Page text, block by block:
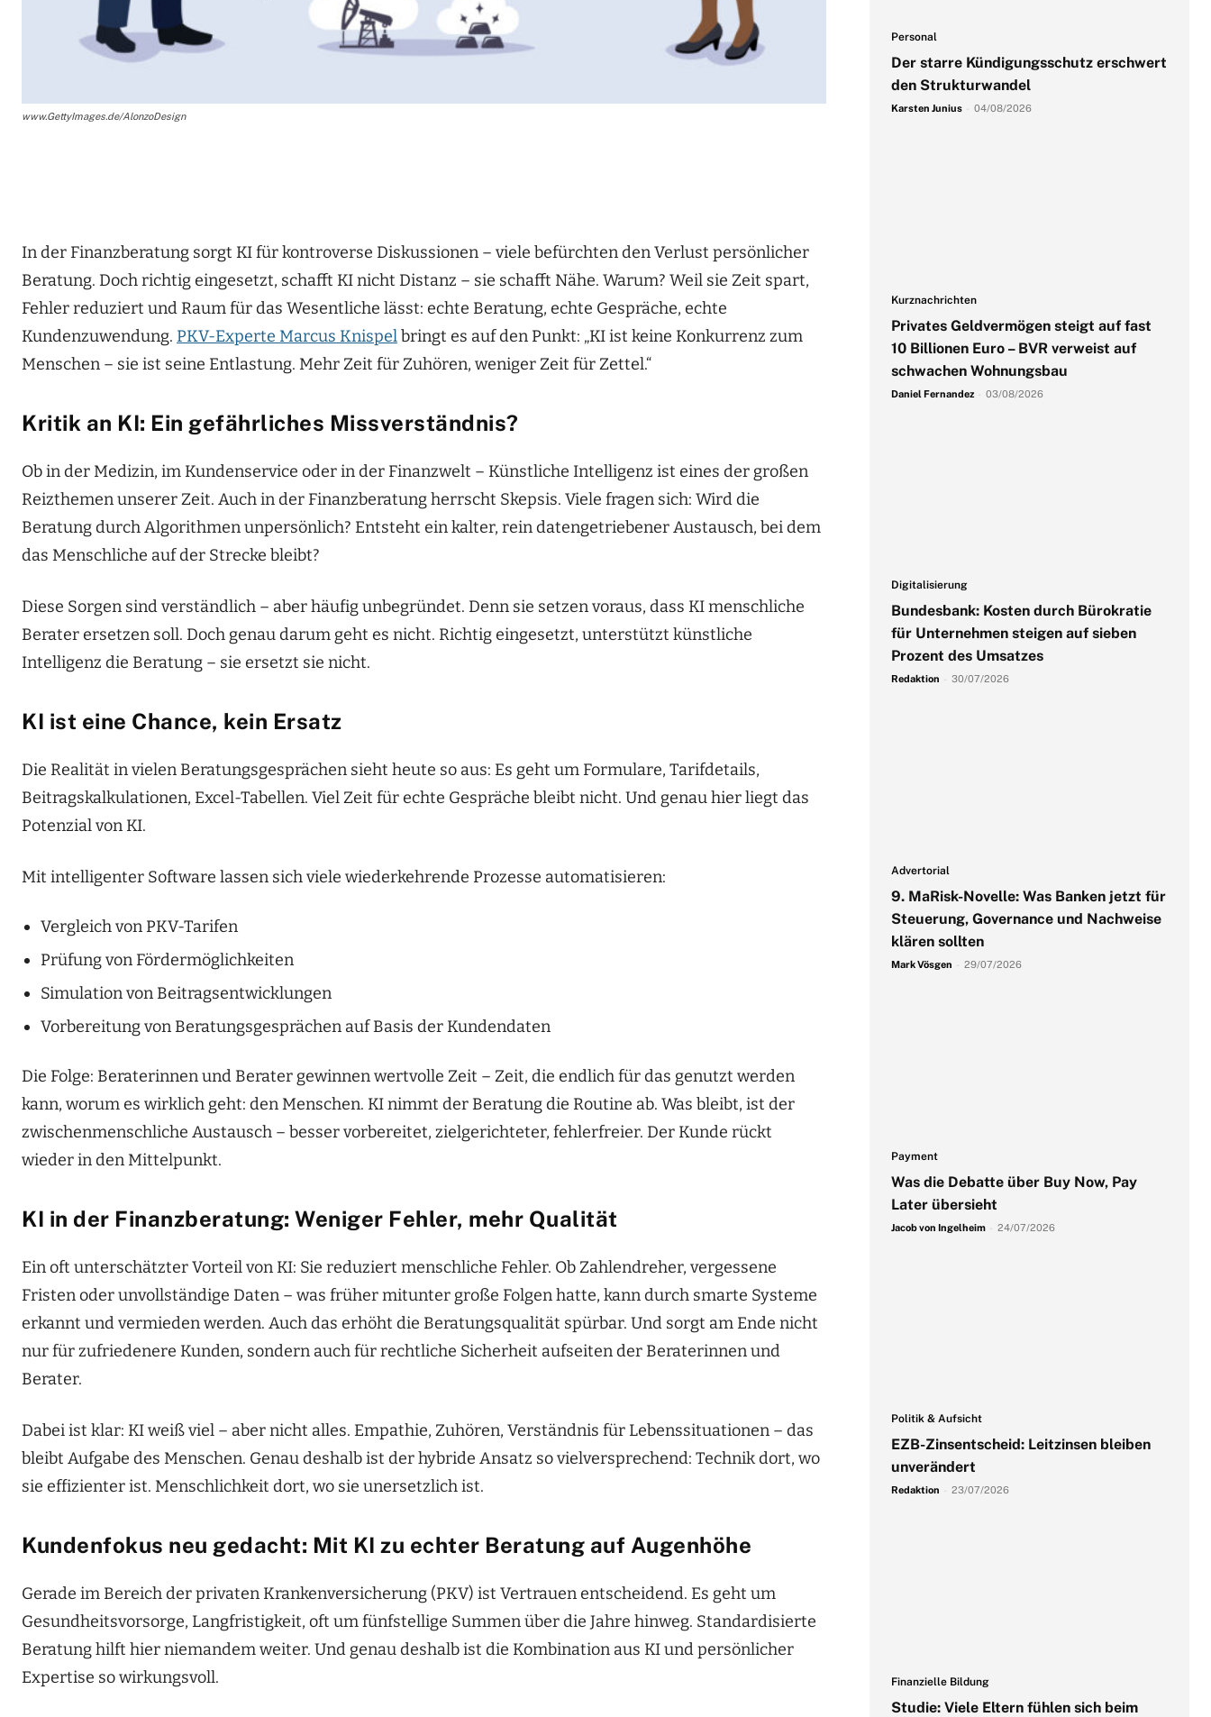
www.GettyImages.de/AlonzoDesign
In der Finanzberatung sorgt KI für kontroverse Diskussionen – viele befürchten den Verlust persönlicher
Beratung. Doch richtig eingesetzt, schafft KI nicht Distanz – sie schafft Nähe. Warum? Weil sie Zeit spart,
Fehler reduziert und Raum für das Wesentliche lässt: echte Beratung, echte Gespräche, echte
Kundenzuwendung. PKV-Experte Marcus Knispelbringt es auf den Punkt: „KI ist keine Konkurrenz zum
Menschen – sie ist seine Entlastung. Mehr Zeit für Zuhören, weniger Zeit für Zettel.“
Kritik an KI: Ein gefährliches Missverständnis?
Ob in der Medizin, im Kundenservice oder in der Finanzwelt – Künstliche Intelligenz ist eines der großen
Reizthemen unserer Zeit. Auch in der Finanzberatung herrscht Skepsis. Viele fragen sich: Wird die
Beratung durch Algorithmen unpersönlich? Entsteht ein kalter, rein datengetriebener Austausch, bei dem
das Menschliche auf der Strecke bleibt?
Diese Sorgen sind verständlich – aber häufig unbegründet. Denn sie setzen voraus, dass KI menschliche
Berater ersetzen soll. Doch genau darum geht es nicht. Richtig eingesetzt, unterstützt künstliche
Intelligenz die Beratung – sie ersetzt sie nicht.
KI ist eine Chance, kein Ersatz
Die Realität in vielen Beratungsgesprächen sieht heute so aus: Es geht um Formulare, Tarifdetails,
Beitragskalkulationen, Excel-Tabellen. Viel Zeit für echte Gespräche bleibt nicht. Und genau hier liegt das
Potenzial von KI.
Mit intelligenter Software lassen sich viele wiederkehrende Prozesse automatisieren:
Vergleich von PKV-Tarifen
Prüfung von Fördermöglichkeiten
Simulation von Beitragsentwicklungen
Vorbereitung von Beratungsgesprächen auf Basis der Kundendaten
Die Folge: Beraterinnen und Berater gewinnen wertvolle Zeit – Zeit, die endlich für das genutzt werden
kann, worum es wirklich geht: den Menschen. KI nimmt der Beratung die Routine ab. Was bleibt, ist der
zwischenmenschliche Austausch – besser vorbereitet, zielgerichteter, fehlerfreier. Der Kunde rückt
wieder in den Mittelpunkt.
KI in der Finanzberatung: Weniger Fehler, mehr Qualität
Ein oft unterschätzter Vorteil von KI: Sie reduziert menschliche Fehler. Ob Zahlendreher, vergessene
Fristen oder unvollständige Daten – was früher mitunter große Folgen hatte, kann durch smarte Systeme
erkannt und vermieden werden. Auch das erhöht die Beratungsqualität spürbar. Und sorgt am Ende nicht
nur für zufriedenere Kunden, sondern auch für rechtliche Sicherheit aufseiten der Beraterinnen und
Berater.
Dabei ist klar: KI weiß viel – aber nicht alles. Empathie, Zuhören, Verständnis für Lebenssituationen – das
bleibt Aufgabe des Menschen. Genau deshalb ist der hybride Ansatz so vielversprechend: Technik dort, wo
sie effizienter ist. Menschlichkeit dort, wo sie unersetzlich ist.
Kundenfokus neu gedacht: Mit KI zu echter Beratung auf Augenhöhe
Gerade im Bereich der privaten Krankenversicherung (PKV) ist Vertrauen entscheidend. Es geht um
Gesundheitsvorsorge, Langfristigkeit, oft um fünfstellige Summen über die Jahre hinweg. Standardisierte
Beratung hilft hier niemandem weiter. Und genau deshalb ist die Kombination aus KI und persönlicher
Expertise so wirkungsvoll.
Personal
Der starre Kündigungsschutz erschwert
den Strukturwandel
Karsten Junius 04/08/2026
Kurznachrichten
Privates Geldvermögen steigt auf fast
10 Billionen Euro – BVR verweist auf
schwachen Wohnungsbau
Daniel Fernandez 03/08/2026
Digitalisierung
Bundesbank: Kosten durch Bürokratie
für Unternehmen steigen auf sieben
Prozent des Umsatzes
Redaktion 30/07/2026
Advertorial
9. MaRisk-Novelle: Was Banken jetzt für
Steuerung, Governance und Nachweise
klären sollten
Mark Vösgen 29/07/2026
Payment
Was die Debatte über Buy Now, Pay
Later übersieht
Jacob von Ingelheim 24/07/2026
Politik & Aufsicht
EZB-Zinsentscheid: Leitzinsen bleiben
unverändert
Redaktion 23/07/2026
Finanzielle Bildung
Studie: Viele Eltern fühlen sich beim